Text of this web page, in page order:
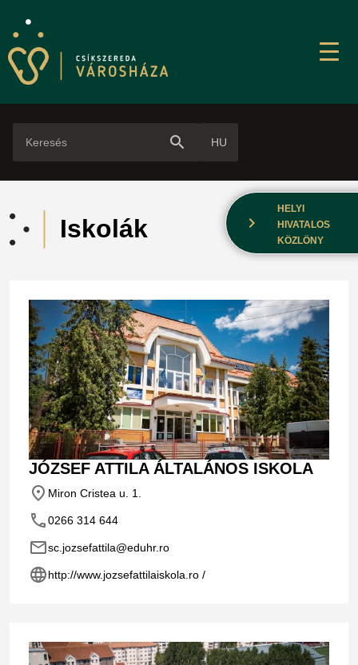
search HU
chevron_right
HELYI
HIVATALOS
KÖZLÖNY
Iskolák
JÓZSEF ATTILA ÁLTALÁNOS ISKOLA
place Miron Cristea u. 1.
phone0266 314 644
emailsc.jozsefattila@eduhr.ro
languagehttp://www.jozsefattilaiskola.ro /